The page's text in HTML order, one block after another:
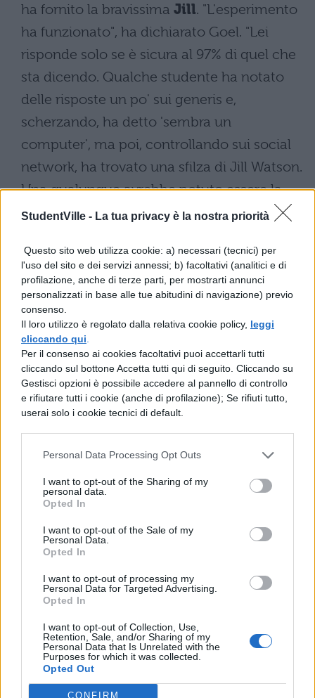
StudentVille - La tua privacy è la nostra priorità
Questo sito web utilizza cookie: a) necessari (tecnici) per
l'uso del sito e dei servizi annessi; b) facoltativi (analitici e di
profilazione, anche di terze parti, per mostrarti annunci
personalizzati in base alle tue abitudini di navigazione) previo
consenso.
Il loro utilizzo è regolato dalla relativa cookie policy, leggi
cliccando qui
Per il consenso ai cookies facoltativi puoi accettarli tutti
cliccando sul bottone Accetta tutti qui di seguito. Cliccando su
Gestisci opzioni è possibile accedere al pannello di controllo
e rifiutare tutti i cookie (anche di profilazione); Se rifiuti tutto,
userai solo i cookie tecnici di default.
Personal Data Processing Opt Outs
I want to opt-out of the Sharing of my
personal data.
Opted In
I want to opt-out of the Sale of my
Personal Data.
Opted In
I want to opt-out of processing my
Personal Data for Targeted Advertising.
Opted In
I want to opt-out of Collection, Use,
Retention, Sale, and/or Sharing of my
Personal Data that Is Unrelated with the
Purposes for which it was collected.
Opted Out
CONFIRM
ha fornito la bravissima Jill. "L'esperimento
ha funzionato", ha dichiarato Goel. "Lei
risponde solo se è sicura al 97% di quel che
sta dicendo. Qualche studente ha notato
delle risposte un po' sui generis e,
scherzando, ha detto 'sembra un
computer', ma poi, controllando sui social
network, ha trovato una sfilza di Jill Watson.
Una qualunque avrebbe potuto essere la
docente e ogni dubbio è stato così fugato".
Goel ha raccontato che prossimamente
Jillsarà in grado di rispondere al 40% dei
quesiti, quelli più semplici. "Così gli
assistenti potranno dedicarsi a domande
più complesse. Nel prossimo semestre dirò
agli studenti che, tra i professori che
rispondono in chat, c'è un computer. Loro
però dovranno indovinare chi è".